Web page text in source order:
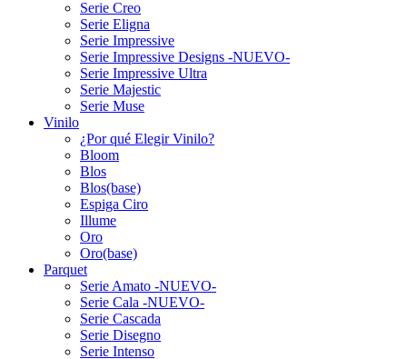
Serie Creo
Serie Eligna
Serie Impressive
Serie Impressive Designs -NUEVO-
Serie Impressive Ultra
Serie Majestic
Serie Muse
Vinilo
¿Por qué Elegir Vinilo?
Bloom
Blos
Blos(base)
Espiga Ciro
Illume
Oro
Oro(base)
Parquet
Serie Amato -NUEVO-
Serie Cala -NUEVO-
Serie Cascada
Serie Disegno
Serie Intenso